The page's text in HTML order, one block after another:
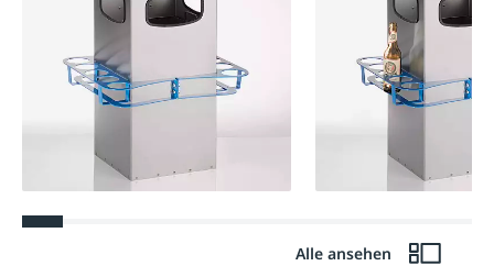
Alle ansehen